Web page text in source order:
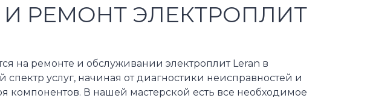
РЕМОНТ ЭЛЕКТРОПЛИТ
на ремонте и обслуживании электроплит Leran в
услуг, начиная от диагностики неисправностей и
компонентов. В нашей мастерской есть все необходимое